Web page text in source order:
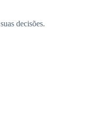
decisões.